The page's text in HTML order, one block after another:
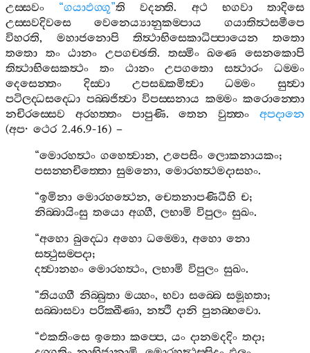
උස‍්සවං
“ගයාඵග‍්ගූ”ති වදන‍්ති. අථ භගවා
තාදිසෙ
උස‍්සවදිවසෙ
වෙනෙය්‍යානුකම‍්පාය
ගයාතිත්‍ථසමීපෙ
විහරති, මහාජනොපි තිත්‍ථාභිසෙකාධිප‍්පායෙන
තතො
තතො
තං ඨානං උපගච‍්ඡති. තස‍්මිං ඛණෙ
සෙනකොපි
තිත්‍ථාභිසෙකත්‍ථං
තං ඨානං උපගතො සත්‍ථාරං
ධම‍්මං
දෙසෙන‍්තං
දිස‍්වා උපසඞ‍්කමිත්‍වා ධම‍්මං
සුත්‍වා
පටිලද‍්ධසද‍්ධො පබ‍්බජිත්‍වා විපස‍්සනාය කම‍්මං කරොන‍්තො
නචිරස‍්සෙව
අරහත‍්තං පාපුණි.තෙන වුත‍්තං
අපදානෙ
(අප· ථෙර2.46.9-16) –
“මොරහත්‍ථං ගහෙත්‍වාන,උපෙසිං ලොකනායකං;
පසන‍්නචිත‍්තො සුමනො,මොරහත්‍ථමදාසහං.
“ඉමිනා මොරහත්‍ථෙන,චෙතනාපණිධීහි ච;
නිබ‍්බායිංසු තයො අග‍්ගී,ලභාමි විපුලං සුඛං.
“අහො බුද‍්ධො අහො ධම‍්මො,අහො නො
සත්‍ථුසම‍්පදා;
දත්‍වානහං මොරහත්‍ථං,ලභාමි විපුලං සුඛං.
“තියග‍්ගී නිබ‍්බුතා මය‍්හං,භවා සබ‍්බෙ සමූහතා;
සබ‍්බාසවා පරික‍්ඛීණා,නත්‍ථි දානි පුනබ‍්භවො.
“එකතිංසෙ ඉතො කප‍්පෙ,යං දානමදදිං තදා;